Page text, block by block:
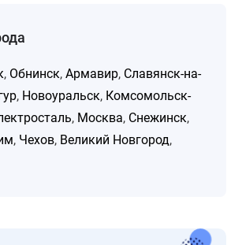
, Обнинск, Армавир, Славянск-на-
, Новоуральск, Комсомольск-
, Москва, Снежинск,
, Чехов, Великий Новгород,